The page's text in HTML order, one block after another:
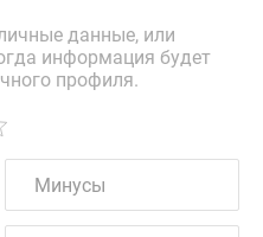
данные, или
информация будет
профиля.